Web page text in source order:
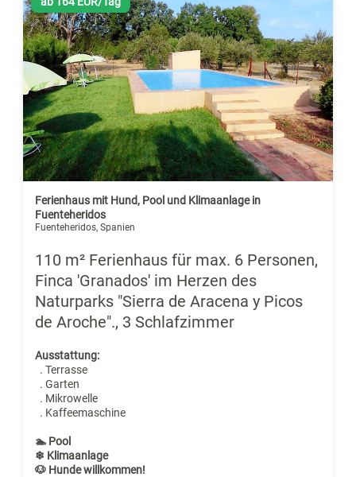
Ferienhaus mit Hund, Pool und Klimaanlage in
Fuenteheridos
Fuenteheridos, Spanien
110 m² Ferienhaus für max. 6 Personen,
Finca 'Granados' im Herzen des
Naturparks "Sierra de Aracena y Picos
de Aroche"., 3 Schlafzimmer
Ausstattung:
. Terrasse
. Garten
. Mikrowelle
. Kaffeemaschine
🏊 Pool
❄ Klimaanlage
🐶 Hunde willkommen!